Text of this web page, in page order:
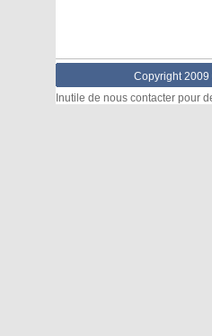
Copyright 2009
Inutile de nous contacter pour